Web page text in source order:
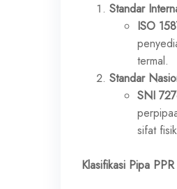
Standar
ISO
termal.
Standar
SNI
sifat
Klasifikasi Pipa